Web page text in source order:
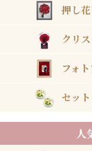
押し
クリ
フォ
セッ
人